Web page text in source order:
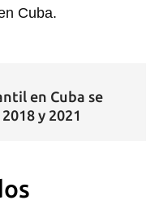
Cuba.
en Cuba se
y 2021